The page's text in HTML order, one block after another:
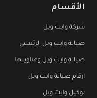
الأقسام
شركة وايت ويل
صيانة وايت ويل الرئيسي
صيانة وايت ويل وعناوينها
ارقام صيانة وايت ويل
توكيل وايت ويل